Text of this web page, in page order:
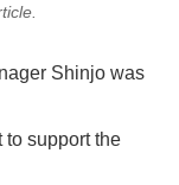
Shinjo was
to support the